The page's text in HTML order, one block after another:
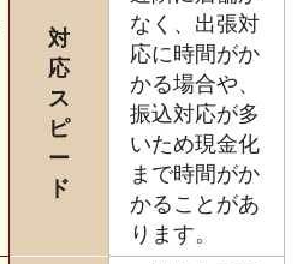
対
応
ス
ピ
ー
ド
なく、出張対
応に時間がか
かる場合や、
振込対応が多
いため現金化
まで時間がか
かることがあ
ります。